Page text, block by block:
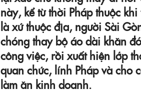
này, kể từ thời Pháp thuộc
là xứ thuộc địa, người Sài
chóng thay bộ áo dài khăn
công việc, rồi xuất hiện lớp
quan chức, lính Pháp và cho
làm ăn kinh doanh.